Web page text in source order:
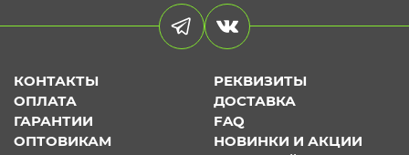
КОНТАКТЫ
РЕКВИЗИТЫ
ОПЛАТА
ДОСТАВКА
ГАРАНТИИ
FAQ
ОПТОВИКАМ
НОВИНКИ И АКЦИИ